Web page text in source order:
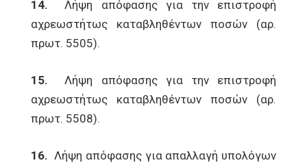
14.
Λήψη απόφασης για την επιστροφή
αχρεωστήτως καταβληθέντων ποσών (αρ.
πρωτ. 5505).
15. Λήψη απόφασης για την επιστροφή
αχρεωστήτως καταβληθέντων ποσών (αρ.
πρωτ. 5508).
16. Λήψη απόφασης για απαλλαγή υπολόγων